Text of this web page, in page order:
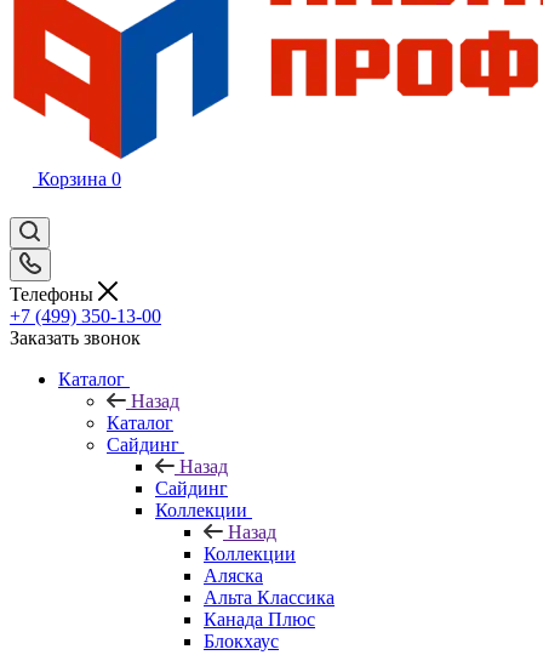
Корзина 0
Телефоны
+7 (499) 350-13-00
Заказать звонок
Каталог
Назад
Каталог
Сайдинг
Назад
Сайдинг
Коллекции
Назад
Коллекции
Аляска
Альта Классика
Канада Плюс
Блокхаус